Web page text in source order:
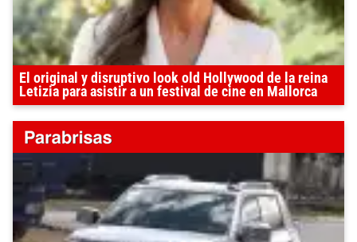
El original y disruptivo look old Hollywood de la reina
Letizia para asistir a un festival de cine en Mallorca